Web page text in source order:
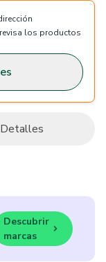
los productos
Detalles
Descubrir
marcas